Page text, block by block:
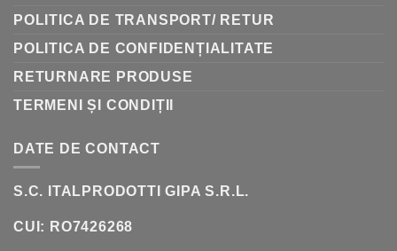
POLITICA DE TRANSPORT/ RETUR
POLITICA DE CONFIDENȚIALITATE
RETURNARE PRODUSE
TERMENI ȘI CONDIȚII
DATE DE CONTACT
S.C. ITALPRODOTTI GIPA S.R.L.
CUI: RO7426268